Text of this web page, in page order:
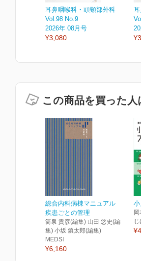
耳鼻咽喉科・頭頸部外科
Vol.98 No.9
2026年 08月号
¥3,080
この商品を買った
総合内科病棟マニュアル
疾患ごとの管理
筒泉 貴彦(編集) 山田 悠史(編
集) 小坂 鎮太郎(編集)
MEDSI
¥6,160